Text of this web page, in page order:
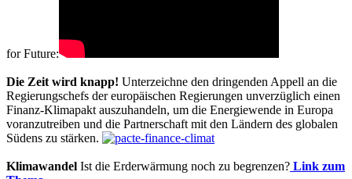
for Future:
Die Zeit wird knapp! Unterzeichne den dringenden Appell an die
Regierungschefs der europäischen Regierungen unverzüglich einen
Finanz-Klimapakt auszuhandeln, um die Energiewende in Europa
voranzutreiben und die Partnerschaft mit den Ländern des globalen
Südens zu stärken.
Klimawandel Ist die Erderwärmung noch zu begrenzen? Link zum